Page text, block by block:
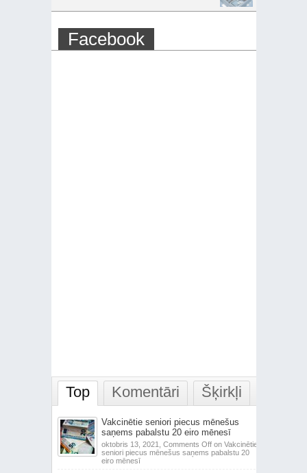
Facebook
Top Komentāri Šķirkļi
Vakcinētie seniori piecus mēnešus
saņems pabalstu 20 eiro mēnesī
oktobris 13, 2021, Comments Offon Vakcinētie
seniori piecus mēnešus saņems pabalstu 20
eiro mēnesī